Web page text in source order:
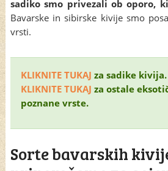
sadiko smo privezali ob oporo,
Bavarske in sibirske kivije smo
vrsti.
KLIKNITE TUKAJ za sadike kivija.
KLIKNITE TUKAJ za ostale
poznane vrste.
Sorte bavarskih